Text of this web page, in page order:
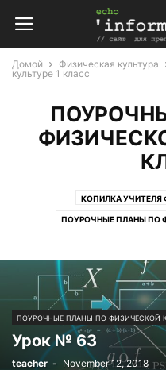
Домой Физическая культура
культуре 1 класс
КОПИЛКА УЧИТЕЛЯ
ПОУРОЧНЫЕ ПЛАНЫ ПО
ПОУРОЧНЫЕ ПЛАНЫ ПО
ПОУРОЧНЫЕ ПЛАНЫ ПО
ПОУРОЧНЫЕ ПЛАНЫ ПО
ПОУРОЧНЫЕ ПЛАНЫ ПО
ПОУРОЧНЫЕ ПЛАНЫ ПО
ПОУРОЧНЫЕ ПЛАНЫ ПО ФИЗИЧЕСКОЙ
Урок № 63
teacher - November 12, 2018